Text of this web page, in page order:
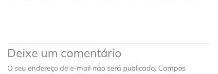
Deixe um comentário
O seu endereço de e-mail não será publicado. Campos